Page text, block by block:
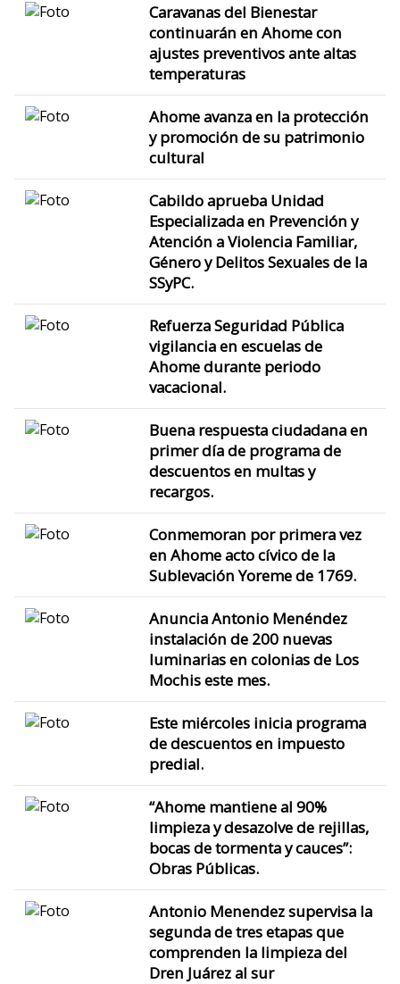
Caravanas del Bienestar
continuarán en Ahome con
ajustes preventivos ante altas
temperaturas
Ahome avanza en la protección
y promoción de su patrimonio
cultural
Cabildo aprueba Unidad
Especializada en Prevención y
Atención a Violencia Familiar,
Género y Delitos Sexuales de la
SSyPC.
Refuerza Seguridad Pública
vigilancia en escuelas de
Ahome durante periodo
vacacional.
Buena respuesta ciudadana en
primer día de programa de
descuentos en multas y
recargos.
Conmemoran por primera vez
en Ahome acto cívico de la
Sublevación Yoreme de 1769.
Anuncia Antonio Menéndez
instalación de 200 nuevas
luminarias en colonias de Los
Mochis este mes.
Este miércoles inicia programa
de descuentos en impuesto
predial.
“Ahome mantiene al 90%
limpieza y desazolve de rejillas,
bocas de tormenta y cauces”:
Obras Públicas.
Antonio Menendez supervisa la
segunda de tres etapas que
comprenden la limpieza del
Dren Juárez al sur